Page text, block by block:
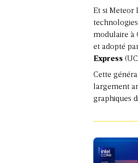
Et si Meteor
modulaire à
et adopté
Express
Cette
largement
graphiques